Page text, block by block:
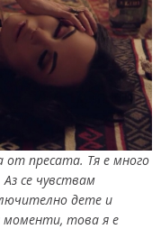
от пресата. Тя е много
се чувствам
дете и
моменти, това я е